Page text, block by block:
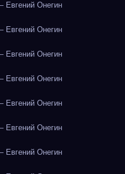
Онегин
Онегин
Онегин
Онегин
Онегин
Онегин
Онегин